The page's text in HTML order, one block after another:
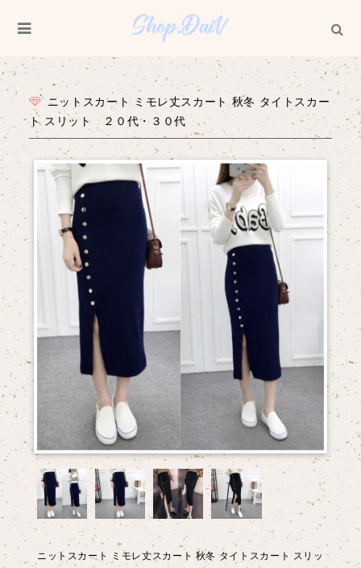
ニットスカート ミモレ丈スカート 秋冬 タイトスカー
ト スリット ２０代・３０代
ニットスカート ミモレ丈スカート 秋冬 タイトスカート スリッ